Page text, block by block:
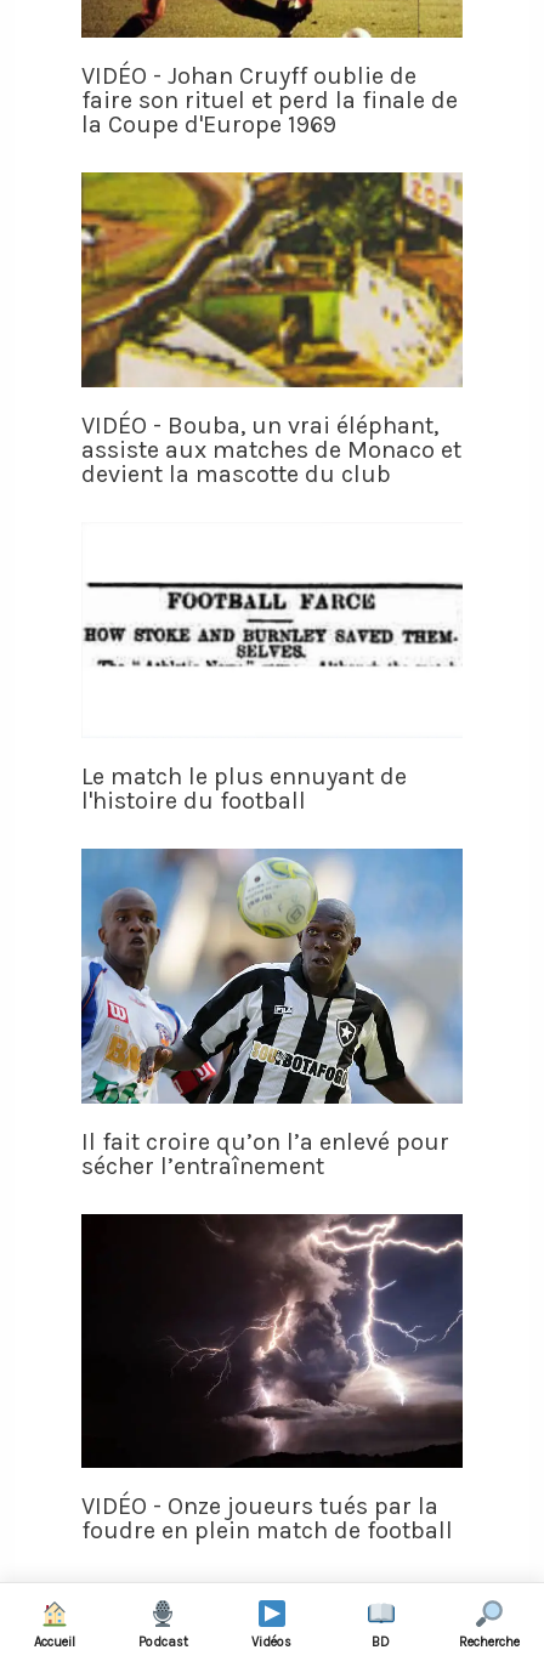
VIDÉO - Johan Cruyff oublie de
faire son rituel et perd la finale de
la Coupe d'Europe 1969
VIDÉO - Bouba, un vrai éléphant,
assiste aux matches de Monaco et
devient la mascotte du club
Le match le plus ennuyant de
l'histoire du football
Il fait croire qu’on l’a enlevé pour
sécher l’entraînement
VIDÉO - Onze joueurs tués par la
foudre en plein match de football
Accueil Podcast Vidéos BD Recherche